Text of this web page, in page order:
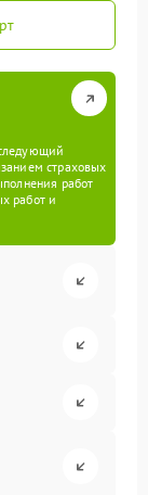
страховых
работ
работ и